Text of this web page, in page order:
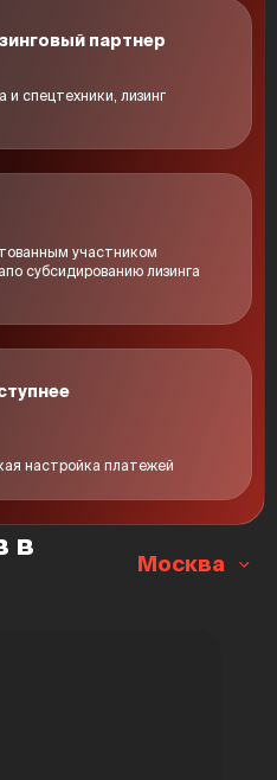
дюйма
с регулировкой поддержки для
партнер
и спецтехники, лизинг
участником
субсидированию лизинга
настройка платежей
в
Москва